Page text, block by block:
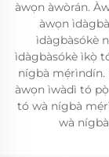
àwọn àwòrán.
àwọn
ìdàgbàsókè
ìdàgbàsókè ìkọ̀
nígbà mẹ́rìndín.
àwọn ìwàdì tó
tó wà nígbà
wà